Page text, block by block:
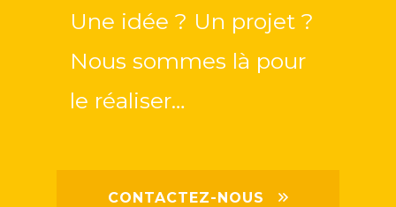
Une idée ? Un projet ?
Nous sommes là pour
le réaliser…
CONTACTEZ-NOUS